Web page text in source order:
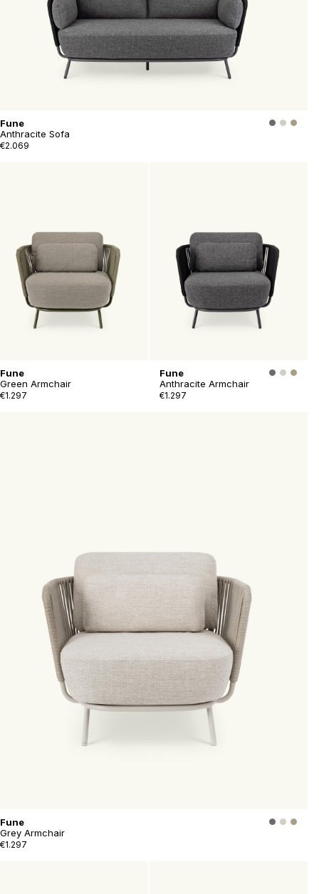
Fune
Anthracite Sofa
€2.069
Fune
Green Armchair
€1.297
Fune
Grey Armchair
€1.297
Fune
Anthracite Armchair
€1.297